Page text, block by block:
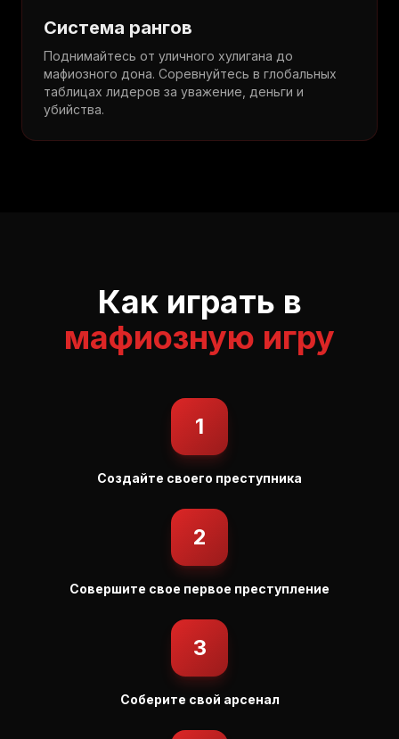
Система рангов
Поднимайтесь от уличного хулигана до
мафиозного дона. Соревнуйтесь в глобальных
таблицах лидеров за уважение, деньги и
убийства.
Как играть в
мафиозную игру
1
Создайте своего преступника
2
Совершите свое первое преступление
3
Соберите свой арсенал